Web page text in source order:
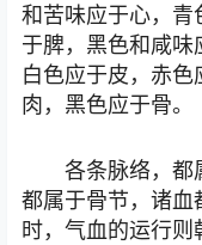
和苦味应于心，青
于脾，黑色和咸
白色应于皮，赤
肉，黑色应于骨。
各条脉络，都
都属于骨节，诸血
时，气血的运行